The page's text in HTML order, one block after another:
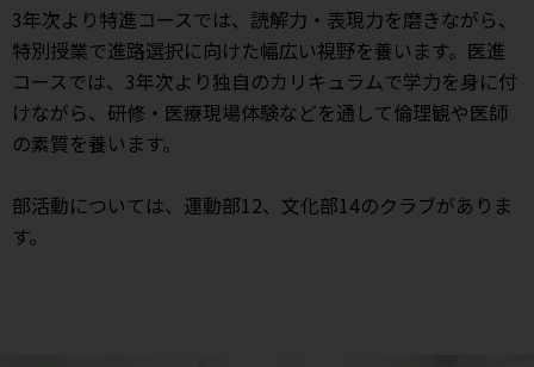
3年次より特進コースでは、読解力・表現力を磨きながら、
特別授業で進路選択に向けた幅広い視野を養います。医進
コースでは、3年次より独自のカリキュラムで学力を身に付
けながら、研修・医療現場体験などを通して倫理観や医師
の素質を養います。
部活動については、運動部12、文化部14のクラブがありま
す。